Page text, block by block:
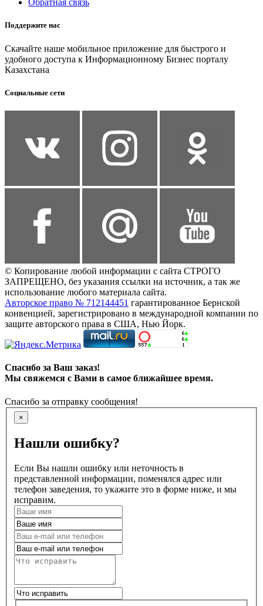
Обратная связь
Поддержите нас
Скачайте наше мобильное приложение для быстрого и
удобного доступа к Информационному Бизнес порталу
Казахстана
Социальные сети
© Копирование любой информации с сайта СТРОГО
ЗАПРЕЩЕНО, без указания ссылки на источник, а так же
использование любого материала сайта.
Авторское право № 712144451 гарантированное Бернской
конвенцией, зарегистрировано в международной компании по
защите авторского права в США, Нью Йорк.
Спасибо за Ваш заказ!
Мы свяжемся с Вами в самое ближайшее время.
Спасибо за отправку сообщения!
×
Нашли ошибку?
Если Вы нашли ошибку или неточность в
представленной информации, поменялся адрес или
телефон заведения, то укажите это в форме ниже, и мы
исправим.